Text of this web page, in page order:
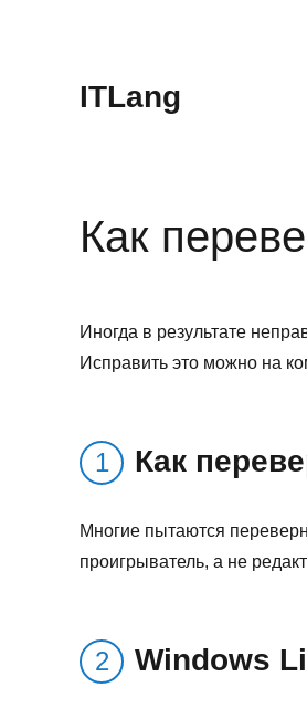
ITLang
Как
Иногда в результате
Исправить это можно на
Как
Многие пытаются
проигрыватель, а не
Windows